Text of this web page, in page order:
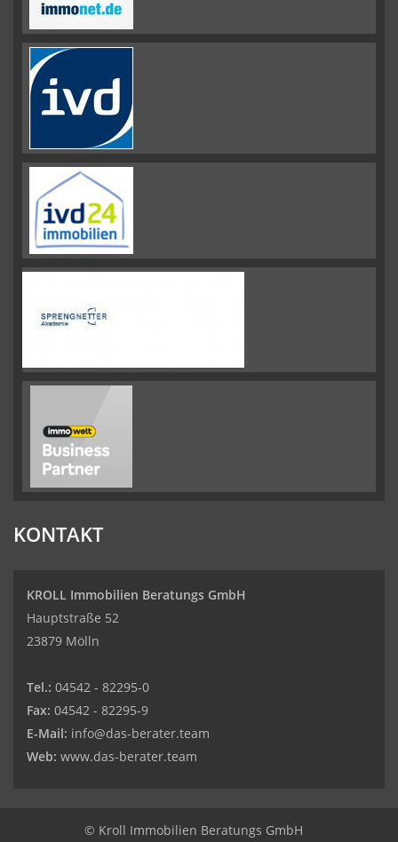
KONTAKT
KROLL Immobilien Beratungs GmbH
Hauptstraße 52
23879 Mölln
Tel.: 04542 - 82295-0
Fax: 04542 - 82295-9
E-Mail: info@das-berater.team
Web: www.das-berater.team
© Kroll Immobilien Beratungs GmbH